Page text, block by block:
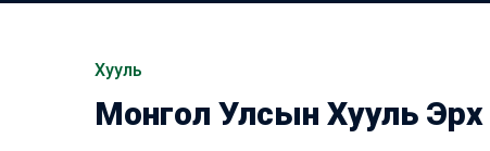
Хууль
Монгол Улсын Хууль Эрх